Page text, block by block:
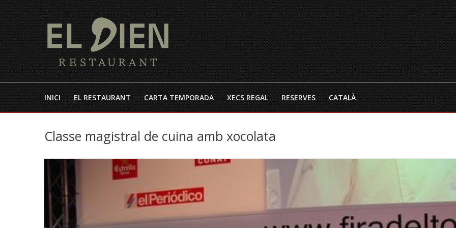
INICI EL RESTAURANT CARTA TEMPORADA XECS REGAL RESERVES CATALÀ
Classe magistral de cuina amb xocolata
INICI EL RESTAURANT CARTA